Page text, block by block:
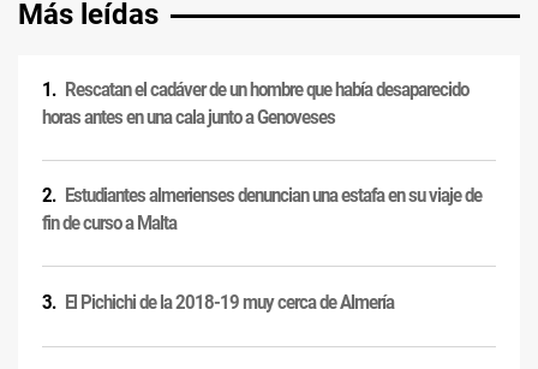
Más leídas
Rescatan el cadáver de un hombre que había desaparecido
horas antes en una cala junto a Genoveses
Estudiantes almerienses denuncian una estafa en su viaje de
fin de curso a Malta
El Pichichi de la 2018-19 muy cerca de Almería